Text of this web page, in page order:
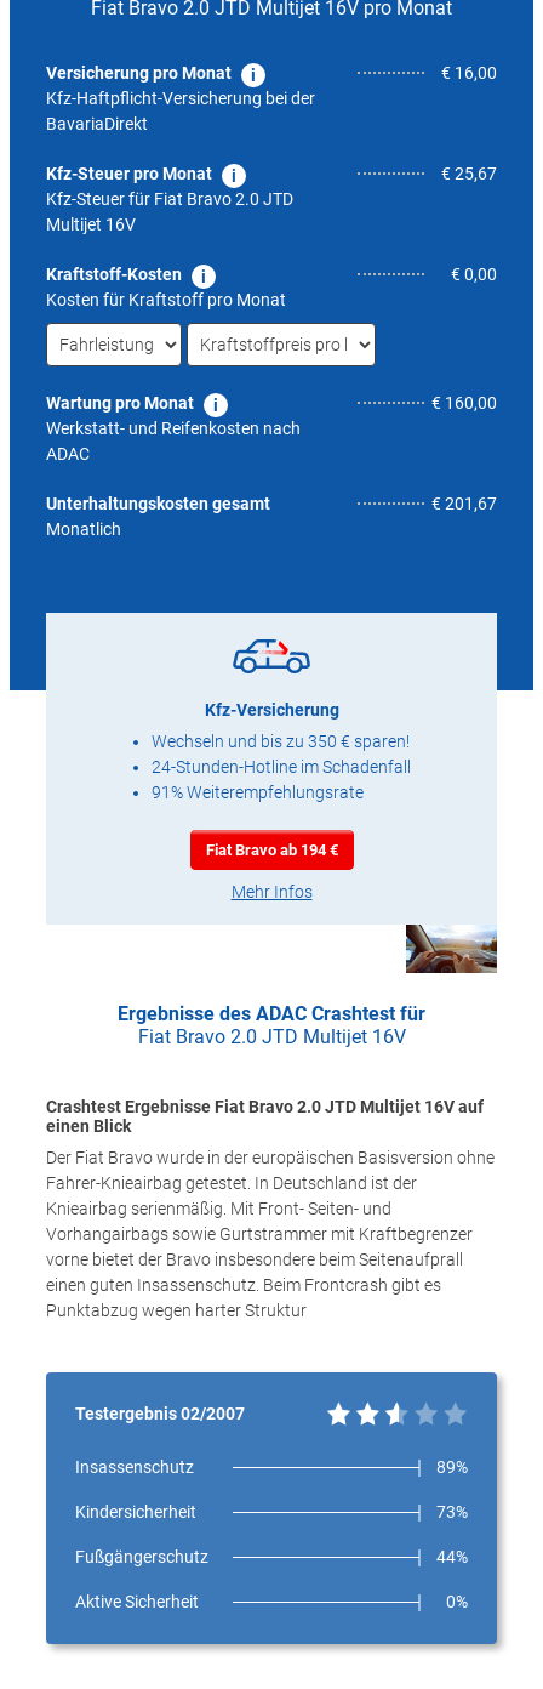
Fiat Bravo 2.0 JTD Multijet 16V pro Monat
Versicherung pro Monat
Kfz-Haftpflicht-Versicherung bei der
BavariaDirekt
€ 16,00
Kfz-Steuer pro Monat
Kfz-Steuer für Fiat Bravo 2.0 JTD
Multijet 16V
€ 25,67
Kraftstoff-Kosten
Kosten für Kraftstoff pro Monat
€ 0,00
Wartung pro Monat
Werkstatt- und Reifenkosten nach
ADAC
€ 160,00
Unterhaltungskosten gesamt
Monatlich
€ 201,675,3
Kfz-Versicherung
Wechseln und bis zu 350 € sparen!
24-Stunden-Hotline im Schadenfall
91% Weiterempfehlungsrate
Fiat Bravo ab 194 €
Mehr Infos
Ergebnisse des ADAC Crashtest für
Fiat Bravo 2.0 JTD Multijet 16V
Crashtest Ergebnisse Fiat Bravo 2.0 JTD Multijet 16V auf
einen Blick
Der Fiat Bravo wurde in der europäischen Basisversion ohne
Fahrer-Knieairbag getestet. In Deutschland ist der
Knieairbag serienmäßig. Mit Front- Seiten- und
Vorhangairbags sowie Gurtstrammer mit Kraftbegrenzer
vorne bietet der Bravo insbesondere beim Seitenaufprall
einen guten Insassenschutz. Beim Frontcrash gibt es
Punktabzug wegen harter Struktur
Testergebnis 02/2007
Insassenschutz 89%
Kindersicherheit 73%
Fußgängerschutz 44%
Aktive Sicherheit 0%